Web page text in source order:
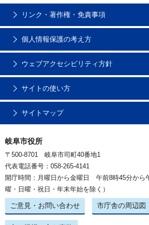
リンク・著作権・免責事項
個人情報保護の考え方
ウェブアクセシビリティ方針
サイトの使い方
サイトマップ
岐阜市役所
〒500-8701 岐阜市司町40番地1
代表電話番号：058-265-4141
開庁時間：月曜日から金曜日 午前8時45分から
曜・日曜・祝日・年末年始を除く）
ご意見・お問い合わせ 市庁舎の周辺図